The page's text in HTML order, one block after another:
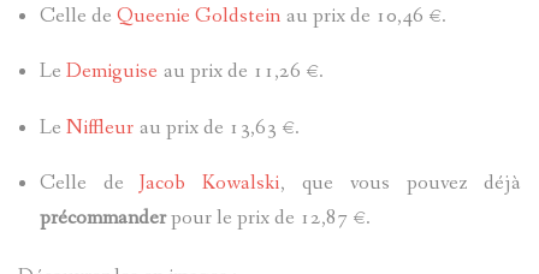
Celle de Queenie Goldstein au prix de 10,46 €.
Le Demiguise au prix de 11,26 €.
Le Niffleur au prix de 13,63 €.
Celle deJacob Kowalski, que vous pouvez déjà
précommanderpour le prix de 12,87 €.